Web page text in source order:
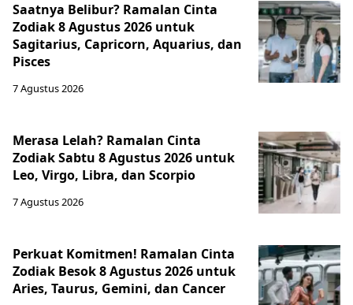
Saatnya Belibur? Ramalan Cinta
Zodiak 8 Agustus 2026 untuk
Sagitarius, Capricorn, Aquarius, dan
Pisces
7 Agustus 2026
Merasa Lelah? Ramalan Cinta
Zodiak Sabtu 8 Agustus 2026 untuk
Leo, Virgo, Libra, dan Scorpio
7 Agustus 2026
Perkuat Komitmen! Ramalan Cinta
Zodiak Besok 8 Agustus 2026 untuk
Aries, Taurus, Gemini, dan Cancer